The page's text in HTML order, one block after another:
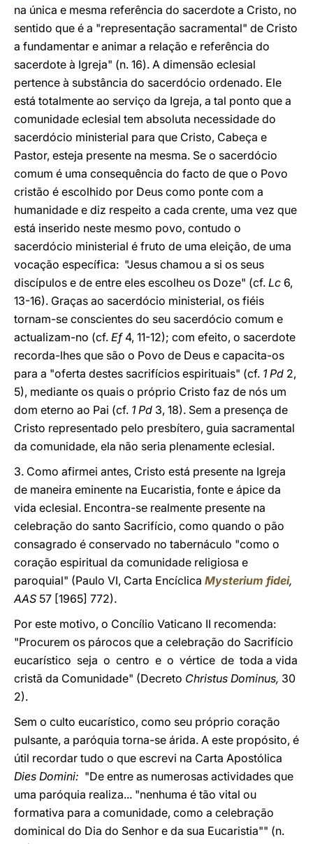
na única e mesma referência do sacerdote a Cristo, no
sentido que é a "representação sacramental" de Cristo
a fundamentar e animar a relação e referência do
sacerdote à Igreja" (n. 16). A dimensão eclesial
pertence à substância do sacerdócio ordenado. Ele
está totalmente ao serviço da Igreja, a tal ponto que a
comunidade eclesial tem absoluta necessidade do
sacerdócio ministerial para que Cristo, Cabeça e
Pastor, esteja presente na mesma. Se o sacerdócio
comum é uma consequência do facto de que o Povo
cristão é escolhido por Deus como ponte com a
humanidade e diz respeito a cada crente, uma vez que
está inserido neste mesmo povo, contudo o
sacerdócio ministerial é fruto de uma eleição, de uma
vocação específica: "Jesus chamou a si os seus
discípulos e de entre eles escolheu os Doze" (cf. Lc 6,
13-16). Graças ao sacerdócio ministerial, os fiéis
tornam-se conscientes do seu sacerdócio comum e
actualizam-no (cf. Ef4, 11-12); com efeito, o sacerdote
recorda-lhes que são o Povo de Deus e capacita-os
para a "oferta destes sacrifícios espirituais" (cf. 1 Pd 2,
5), mediante os quais o próprio Cristo faz de nós um
dom eterno ao Pai (cf. 1 Pd 3, 18). Sem a presença de
Cristo representado pelo presbítero, guia sacramental
da comunidade, ela não seria plenamente eclesial.
3. Como afirmei antes, Cristo está presente na Igreja
de maneira eminente na Eucaristia, fonte e ápice da
vida eclesial. Encontra-se realmente presente na
celebração do santo Sacrifício, como quando o pão
consagrado é conservado no tabernáculo "como o
coração espiritual da comunidade religiosa e
paroquial" (Paulo VI, Carta Encíclica Mysterium fidei,
AAS 57 [1965] 772).
Por este motivo, o Concílio Vaticano II recomenda:
"Procurem os párocos que a celebração do Sacrifício
eucarístico seja o centro e o vértice de toda a vida
cristã da Comunidade" (Decreto Christus Dominus, 30
2).
Sem o culto eucarístico, como seu próprio coração
pulsante, a paróquia torna-se árida. A este propósito, é
útil recordar tudo o que escrevi na Carta Apostólica
Dies Domini: "De entre as numerosas actividades que
uma paróquia realiza... "nenhuma é tão vital ou
formativa para a comunidade, como a celebração
dominical do Dia do Senhor e da sua Eucaristia"" (n.